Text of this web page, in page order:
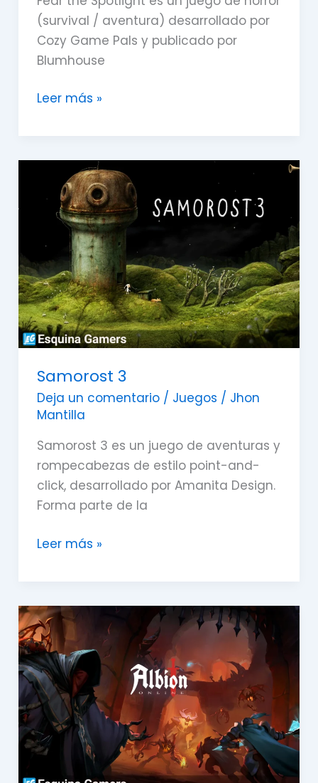
(survival / aventura) desarrollado por
Cozy Game Pals y publicado por
Blumhouse
Leer más »
Samorost 3
Deja un comentario / Juegos / Jhon
Mantilla
Samorost 3 es un juego de aventuras y
rompecabezas de estilo point-and-
click, desarrollado por Amanita Design.
Forma parte de la
Samorost
Leer más »
Albion
Online